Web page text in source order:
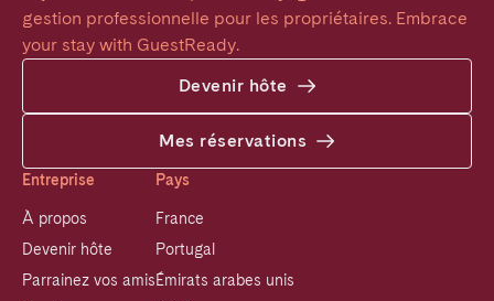
gestion professionnelle pour les propriétaires. Embrace
your stay with GuestReady.
Devenir hôte
Mes réservations
Entreprise
À propos
Devenir hôte
Parrainez vos amis
Pays
France
Portugal
Émirats arabes unis